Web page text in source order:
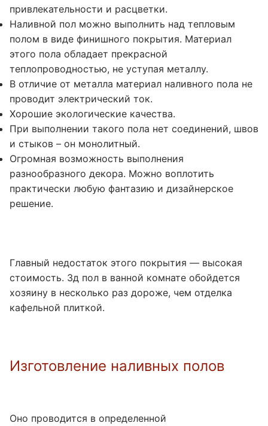
привлекательности и расцветки.
Наливной пол можно выполнить над тепловым
полом в виде финишного покрытия. Материал
этого пола обладает прекрасной
теплопроводностью, не уступая металлу.
В отличие от металла материал наливного пола не
проводит электрический ток.
Хорошие экологические качества.
При выполнении такого пола нет соединений, швов
и стыков – он монолитный.
Огромная возможность выполнения
разнообразного декора. Можно воплотить
практически любую фантазию и дизайнерское
решение.
Главный недостаток этого покрытия — высокая
стоимость. 3д пол в ванной комнате обойдется
хозяину в несколько раз дороже, чем отделка
кафельной плиткой.
Изготовление наливных полов
Оно проводится в определенной